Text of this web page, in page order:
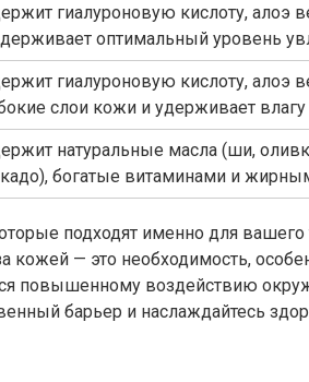
гиалуроновую кислоту, алоэ
оптимальный уровень
гиалуроновую кислоту, алоэ
слои кожи и удерживает влагу
натуральные масла (ши,
богатые витаминами и
подходят именно для
кожей — это необходимость,
повышенному воздействию
барьер и наслаждайтесь